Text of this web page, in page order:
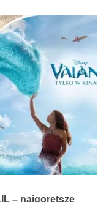
– najgorętsze